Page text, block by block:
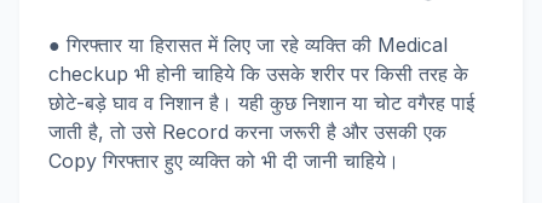
● गिरफ्तार या हिरासत में लिए जा रहे व्यक्ति की Medical
checkup भी होनी चाहिये कि उसके शरीर पर किसी तरह के
छोटे-बड़े घाव व निशान है। यही कुछ निशान या चोट वगैरह पाई
जाती है, तो उसे Record करना जरूरी है और उसकी एक
Copy गिरफ्तार हुए व्यक्ति को भी दी जानी चाहिये।